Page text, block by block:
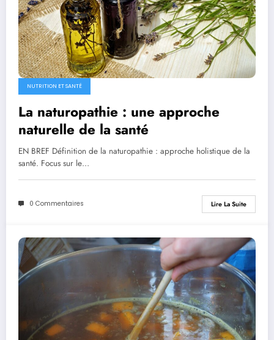
NUTRITION ET SANTÉ
La naturopathie : une approche
naturelle de la santé
EN BREF Définition de la naturopathie : approche holistique de la
santé. Focus sur le…
0 Commentaires Lire La Suite